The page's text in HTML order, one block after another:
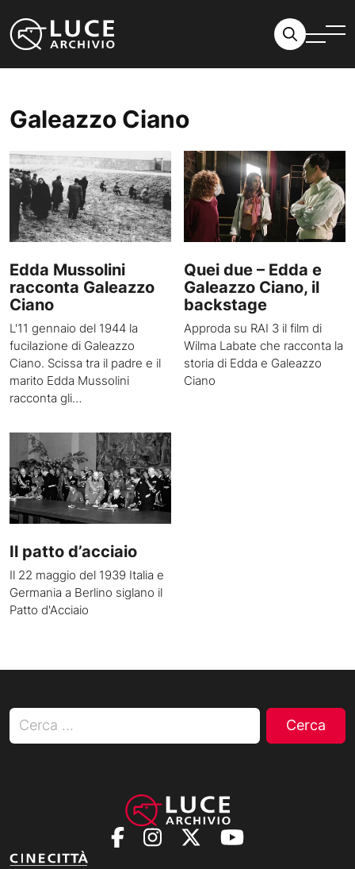
Galeazzo Ciano
Edda Mussolini
racconta Galeazzo
Ciano
L'11 gennaio del 1944 la
fucilazione di Galeazzo
Ciano. Scissa tra il padre e il
marito Edda Mussolini
racconta gli…
Quei due – Edda e
Galeazzo Ciano, il
backstage
Approda su RAI 3 il film di
Wilma Labate che racconta la
storia di Edda e Galeazzo
Ciano
Il patto d’acciaio
Il 22 maggio del 1939 Italia e
Germania a Berlino siglano il
Patto d'Acciaio
Ricerca per: